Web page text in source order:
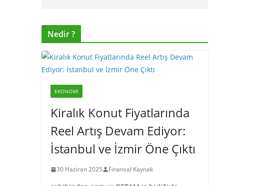
Nedir ?
EKONOMI
Kiralık Konut Fiyatlarında
Reel Artış Devam Ediyor:
İstanbul ve İzmir Öne Çıktı
30 Haziran 2025 Finansal Kaynak